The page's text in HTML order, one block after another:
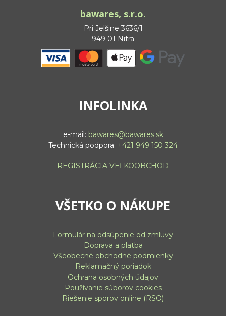
bawares, s.r.o.
Pri Jelšine 3636/1
949 01 Nitra
INFOLINKA
e-mail: bawares@bawares.sk
Technická podpora: +421 949 150 324
REGISTRÁCIA VEĽKOOBCHOD
VŠETKO O NÁKUPE
Formulár na odsúpenie od zmluvy
Doprava a platba
Všeobecné obchodné podmienky
Reklamačný poriadok
Ochrana osobných údajov
Používanie súborov cookies
Riešenie sporov online (RSO)